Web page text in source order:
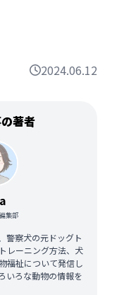
2024.06.12
著者
集部
警察犬の元ドッグト
レーニング方法、犬
福祉について発信し
いろな動物の情報を